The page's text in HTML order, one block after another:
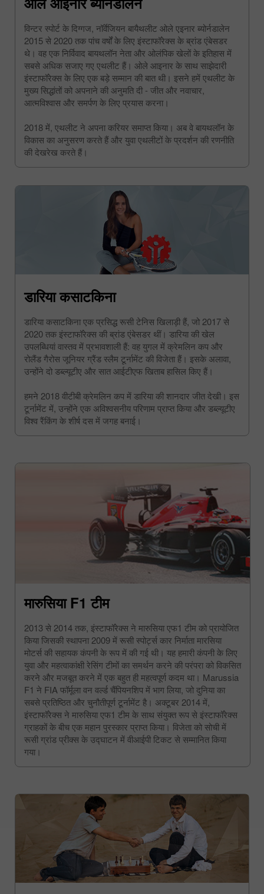
विन्टर स्पोर्ट के दिग्गज, नॉर्वेजियन बायैथलीट ओले एइनार ब्योर्नडालेन
2015 से 2020 तक पांच वर्षों के लिए इंस्टाफॉरेक्स के ब्रांड एंबेसडर
थे। वह एक निर्विवाद बायथलॉन नेता और ओलंपिक खेलों के इतिहास में
सबसे अधिक सजाए गए एथलीट हैं। ओले आइनार के साथ साझेदारी
इंस्टाफॉरेक्स के लिए एक बड़े सम्मान की बात थी। इसने हमें एथलीट के
मुख्य सिद्धांतों को अपनाने की अनुमति दी - जीत और नवाचार,
आत्मविश्वास और समर्पण के लिए प्रयास करना।
2018 में, एथलीट ने अपना करियर समाप्त किया। अब वे बायथलॉन के
विकास का अनुसरण करते हैं और युवा एथलीटों के प्रदर्शन की रणनीति
की देखरेख करते हैं।
डारिया कसाटकिना
डारिया कसाटकिना एक प्रसिद्ध रूसी टेनिस खिलाड़ी हैं, जो 2017 से
2020 तक इंस्टाफॉरेक्स की ब्रांड एंबेसडर थीं। डारिया की खेल
उपलब्धियां वास्तव में प्रभावशाली हैं: वह युगल में क्रेमलिन कप और
रोलैंड गैरोस जूनियर ग्रैंड स्लैम टूर्नामेंट की विजेता हैं। इसके अलावा,
उन्होंने दो डब्ल्यूटीए और सात आईटीएफ खिताब हासिल किए हैं।
हमने 2018 वीटीबी क्रेमलिन कप में डारिया की शानदार जीत देखी। इस
टूर्नामेंट में, उन्होंने एक अविश्वसनीय परिणाम प्राप्त किया और डब्ल्यूटीए
विश्व रैंकिंग के शीर्ष दस में जगह बनाई।
मारुसिया F1 टीम
2013 से 2014 तक, इंस्टाफॉरेक्स ने मारुसिया एफ1 टीम को प्रायोजित
किया जिसकी स्थापना 2009 में रूसी स्पोर्ट्स कार निर्माता मारसिया
मोटर्स की सहायक कंपनी के रूप में की गई थी। यह हमारी कंपनी के लिए
युवा और महत्वाकांक्षी रेसिंग टीमों का समर्थन करने की परंपरा को विकसित
करने और मजबूत करने में एक बहुत ही महत्वपूर्ण कदम था। Marussia
F1 ने FIA फॉर्मूला वन वर्ल्ड चैंपियनशिप में भाग लिया, जो दुनिया का
सबसे प्रतिष्ठित और चुनौतीपूर्ण टूर्नामेंट है। अक्टूबर 2014 में,
इंस्टाफॉरेक्स ने मारुसिया एफ1 टीम के साथ संयुक्त रूप से इंस्टाफॉरेक्स
ग्राहकों के बीच एक महान पुरस्कार प्राप्त किया। विजेता को सोची में
रूसी ग्रांड प्रीक्स के उद्घाटन में वीआईपी टिकट से सम्मानित किया
गया।